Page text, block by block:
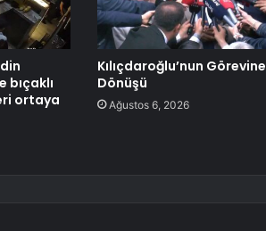
bıçaklı
ortaya
Kılıçdaroğlu’nun Görevine
Dönüşü
Ağustos 6, 2026